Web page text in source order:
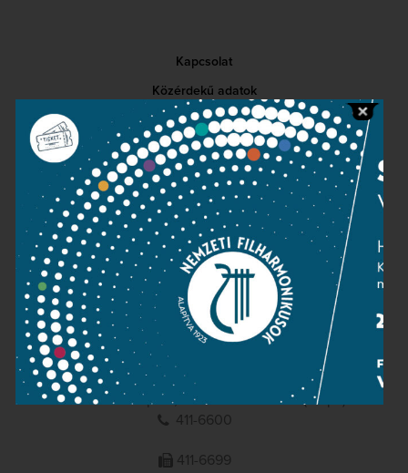
Kapcsolat
Közérdekű adatok
Sajtószoba
Adatvédelem
Impresszum
NEMZETI
FILHARMONIKUSOK
1095 Budapest, Komor Marcell u. 1. (Müpa)
411-6600
411-6699